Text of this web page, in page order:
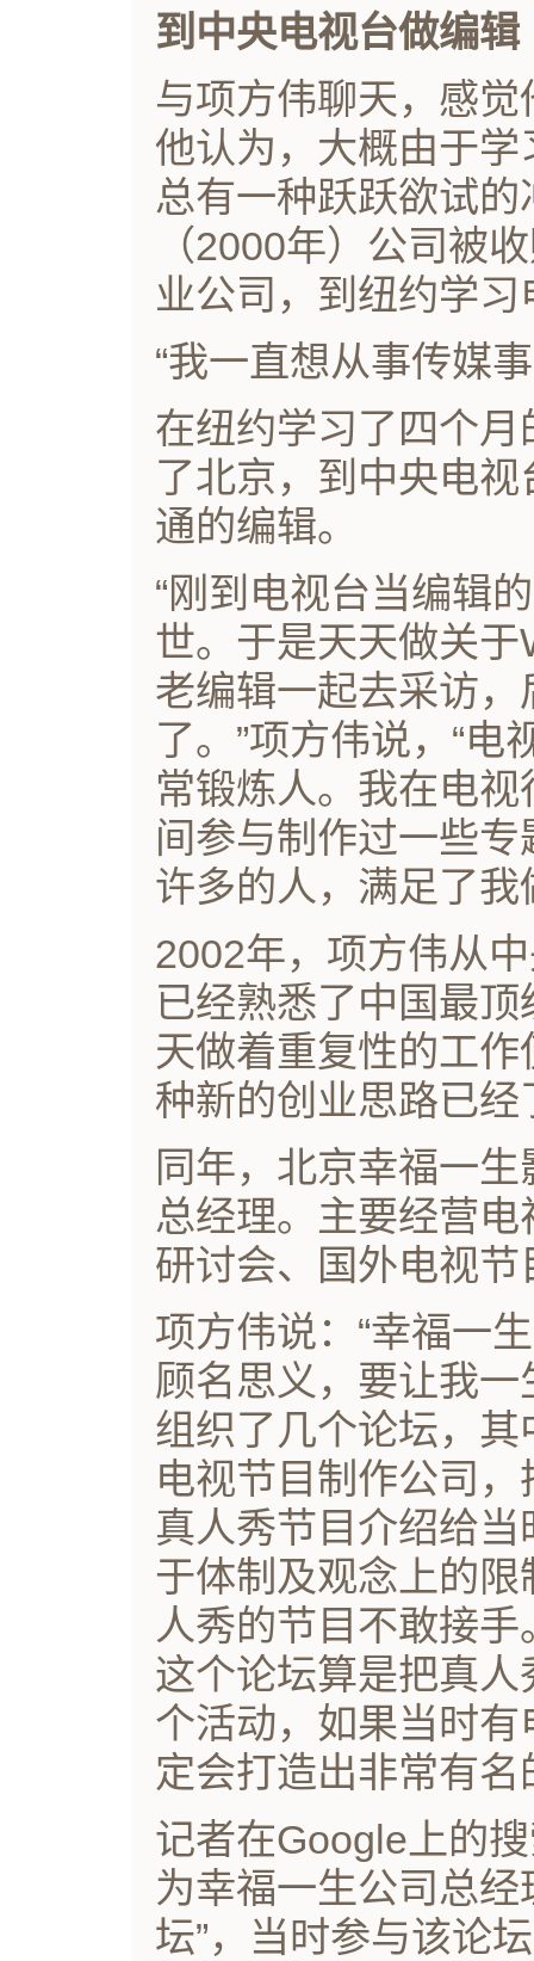
到中央电视台做编辑
与项方伟聊天，感
他认为，大概由于
总有一种跃跃欲试
（2000年）公司被
业公司，到纽约学习
“我一直想从事传媒
在纽约学习了四个
了北京，到中央电
通的编辑。
“刚到电视台当编辑
世。于是天天做关
老编辑一起去采访
了。”项方伟说，“
常锻炼人。我在电
间参与制作过一些
许多的人，满足了我
2002年，项方伟从
已经熟悉了中国最
天做着重复性的工
种新的创业思路已经
同年，北京幸福一
总经理。主要经营
研讨会、国外电视
项方伟说：“幸福一
顾名思义，要让我
组织了几个论坛，
电视节目制作公司
真人秀节目介绍给
于体制及观念上的
人秀的节目不敢接
这个论坛算是把真
个活动，如果当时
定会打造出非常有名
记者在Google上的
为幸福一生公司总
坛”，当时参与该论